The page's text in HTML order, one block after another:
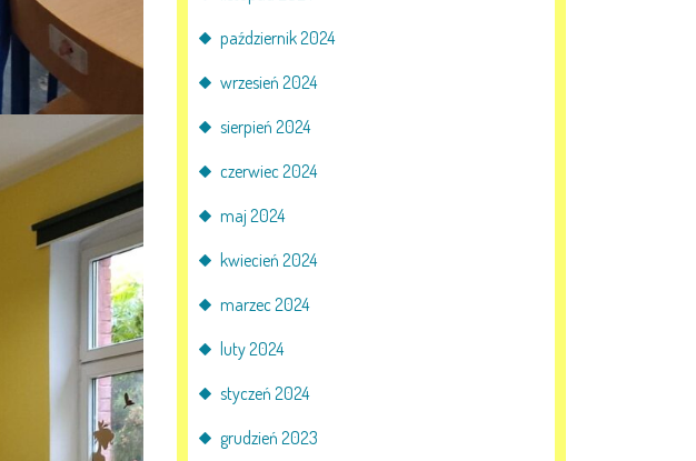
październik 2024
wrzesień 2024
sierpień 2024
czerwiec 2024
maj 2024
kwiecień 2024
marzec 2024
luty 2024
styczeń 2024
grudzień 2023